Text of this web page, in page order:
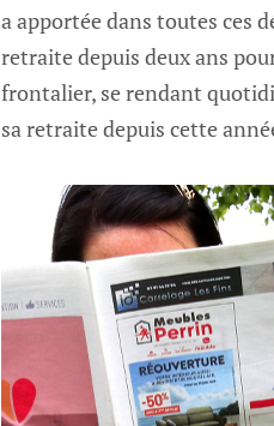
a apportée dans toutes ces
retraite depuis deux ans
frontalier, se rendant
sa retraite depuis cette